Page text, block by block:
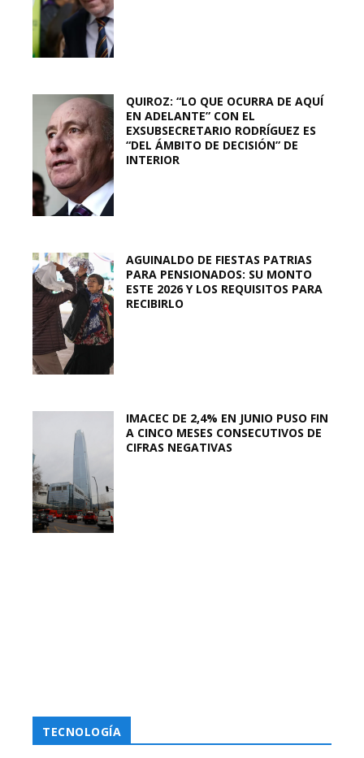
QUIROZ: “LO QUE OCURRA DE AQUÍ
EN ADELANTE” CON EL
EXSUBSECRETARIO RODRÍGUEZ ES
“DEL ÁMBITO DE DECISIÓN” DE
INTERIOR
AGUINALDO DE FIESTAS PATRIAS
PARA PENSIONADOS: SU MONTO
ESTE 2026 Y LOS REQUISITOS PARA
RECIBIRLO
IMACEC DE 2,4% EN JUNIO PUSO FIN
A CINCO MESES CONSECUTIVOS DE
CIFRAS NEGATIVAS
TECNOLOGÍA